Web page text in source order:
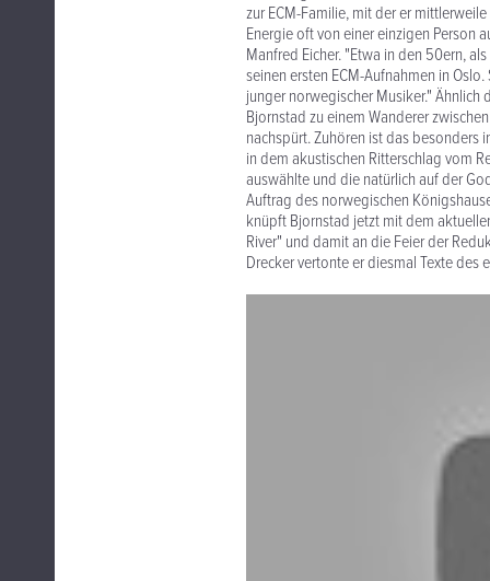
zur ECM-Familie, mit der er
Energie oft von einer einzigen Person
Manfred Eicher. "Etwa in den 50ern,
seinen ersten ECM-Aufnahmen in
junger norwegischer Musiker."
Bjornstad zu einem Wanderer
nachspürt. Zuhören ist das besonders
in dem akustischen Ritterschlag vom
auswählte und die natürlich auf der
Auftrag des norwegischen
knüpft Bjornstad jetzt mit dem
River" und damit an die Feier der
Drecker vertonte er diesmal Texte des